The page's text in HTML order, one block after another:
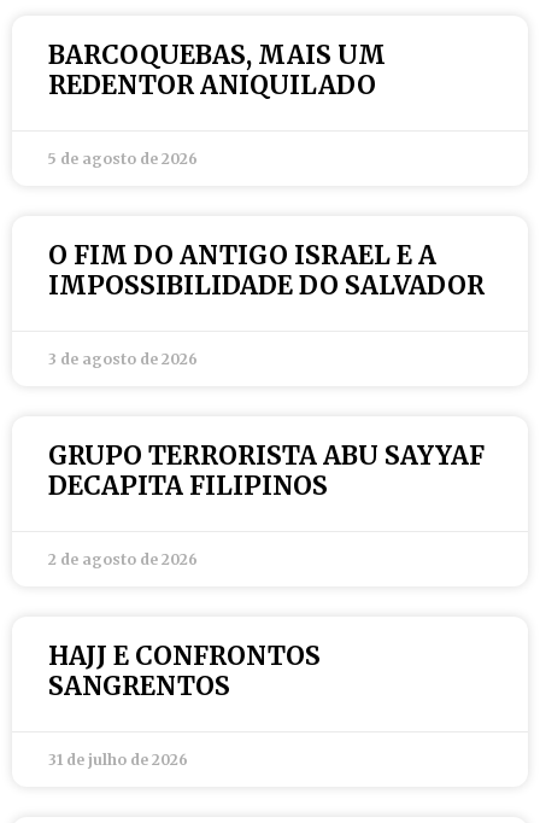
BARCOQUEBAS, MAIS UM
REDENTOR ANIQUILADO
5 de agosto de 2026
O FIM DO ANTIGO ISRAEL E A
IMPOSSIBILIDADE DO SALVADOR
3 de agosto de 2026
GRUPO TERRORISTA ABU SAYYAF
DECAPITA FILIPINOS
2 de agosto de 2026
HAJJ E CONFRONTOS
SANGRENTOS
31 de julho de 2026